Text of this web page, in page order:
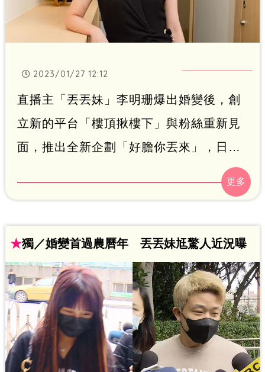
2023/01/27 12:12
直播主「丟丟妹」李明珊爆出婚變後，創
立新的平台「樓頂揪樓下」與粉絲重新見
面，推出全新企劃「好膽你丟來」，日前
她上傳一支新影片，爆出自己其實是「烏
魚子千金」的真實身分，網友看完後，直
播，但她還要大家再等等，釣足胃口。林
呈育報導
★獨／婚變首過農曆年 丟丟妹尪驚人近況曝